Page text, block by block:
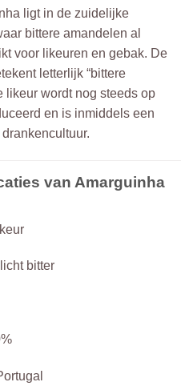
ligt in de zuidelijke
bittere amandelen al
voor likeuren en gebak. De
letterlijk “bittere
likeur wordt nog steeds op
en is inmiddels een
van Amarguinha
bitter